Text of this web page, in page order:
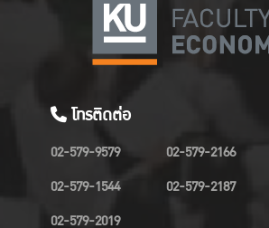
โทรติดต่อ
02-579-9579
02-579-1544
02-579-2019
02-579-2166
02-579-2187